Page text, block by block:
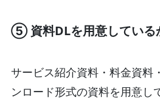
⑤ 資料DLを用意している
サービス紹介資料・料金資料
ンロード形式の資料を用意し